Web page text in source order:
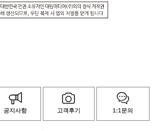
공지사항 고객후기 1:1문의